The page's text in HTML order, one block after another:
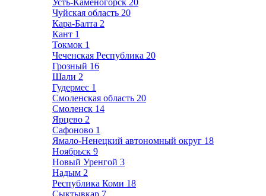
Усть-Каменогорск 20
Чуйская область 20
Кара-Балта 2
Кант 1
Токмок 1
Чеченская Республика 20
Грозный 16
Шали 2
Гудермес 1
Смоленская область 20
Смоленск 14
Ярцево 2
Сафоново 1
Ямало-Ненецкий автономный округ 18
Ноябрьск 9
Новый Уренгой 3
Надым 2
Республика Коми 18
Сыктывкар 7